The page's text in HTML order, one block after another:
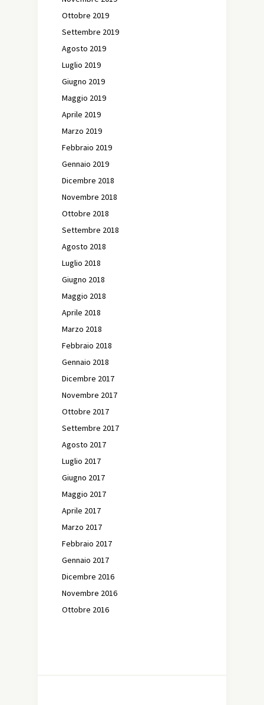
Ottobre 2019
Settembre 2019
Agosto 2019
Luglio 2019
Giugno 2019
Maggio 2019
Aprile 2019
Marzo 2019
Febbraio 2019
Gennaio 2019
Dicembre 2018
Novembre 2018
Ottobre 2018
Settembre 2018
Agosto 2018
Luglio 2018
Giugno 2018
Maggio 2018
Aprile 2018
Marzo 2018
Febbraio 2018
Gennaio 2018
Dicembre 2017
Novembre 2017
Ottobre 2017
Settembre 2017
Agosto 2017
Luglio 2017
Giugno 2017
Maggio 2017
Aprile 2017
Marzo 2017
Febbraio 2017
Gennaio 2017
Dicembre 2016
Novembre 2016
Ottobre 2016